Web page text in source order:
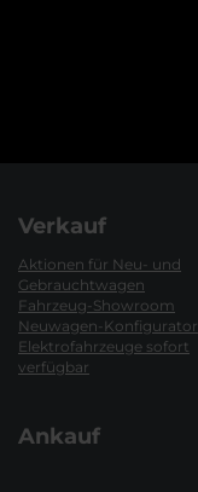
Verkauf
Aktionen für Neu- und
Gebrauchtwagen
Fahrzeug-Showroom
Neuwagen-Konfigurator
Elektrofahrzeuge sofort
verfügbar
Ankauf